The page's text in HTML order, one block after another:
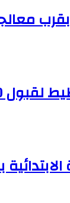
بقرب
تعود لقيادة الإعمار